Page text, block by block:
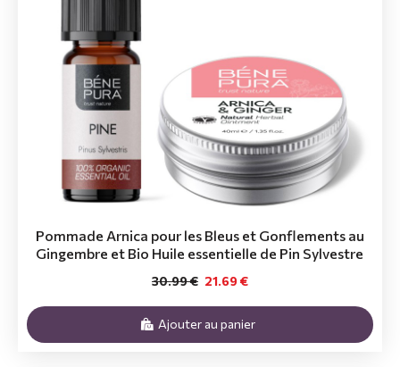
Pommade Arnica pour les Bleus et Gonflements au
Gingembre et Bio Huile essentielle de Pin Sylvestre
21.69 €
30.99 €
Ajouter au panier